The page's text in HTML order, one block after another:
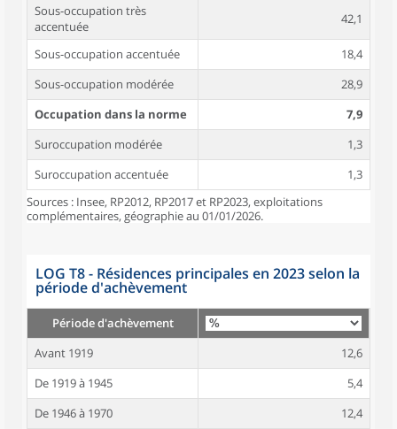
Sous-occupation très
accentuée
42,1
Sous-occupation accentuée
18,4
Sous-occupation modérée
28,9
Occupation dans la norme
7,9
Suroccupation modérée
1,3
Suroccupation accentuée
1,3
Sources : Insee, RP2012, RP2017 et RP2023, exploitations
complémentaires, géographie au 01/01/2026.
LOG T8 - Résidences principales en 2023 selon la
période d'achèvement
Période d'achèvement
Avant 1919
12,6
De 1919 à 1945
5,4
De 1946 à 1970
12,4